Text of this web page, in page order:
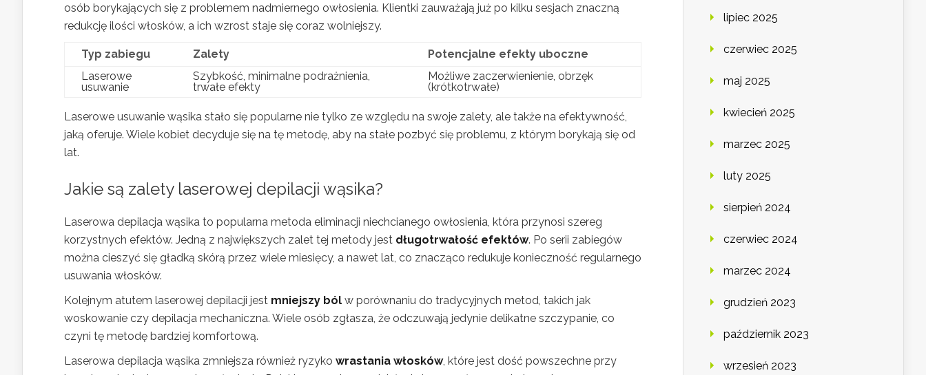
osób borykających się z problemem nadmiernego owłosienia. Klientki zauważają już po kilku sesjach znaczną
redukcję ilości włosków, a ich wzrost staje się coraz wolniejszy.
Typ zabiegu Zalety
Potencjalne efekty uboczne
Laserowe
usuwanie
Szybkość, minimalne podrażnienia,
trwałe efekty
Możliwe zaczerwienienie, obrzęk
(krótkotrwałe)
Laserowe usuwanie wąsika stało się popularne nie tylko ze względu na swoje zalety, ale także na efektywność,
jaką oferuje. Wiele kobiet decyduje się na tę metodę, aby na stałe pozbyć się problemu, z którym borykają się od
lat.
Jakie są zalety laserowej depilacji wąsika?
Laserowa depilacja wąsika to popularna metoda eliminacji niechcianego owłosienia, która przynosi szereg
korzystnych efektów. Jedną z największych zalet tej metody jest długotrwałość efektów. Po serii zabiegów
można cieszyć się gładką skórą przez wiele miesięcy, a nawet lat, co znacząco redukuje konieczność regularnego
usuwania włosków.
Kolejnym atutem laserowej depilacji jest mniejszy ból w porównaniu do tradycyjnych metod, takich jak
woskowanie czy depilacja mechaniczna. Wiele osób zgłasza, że odczuwają jedynie delikatne szczypanie, co
czyni tę metodę bardziej komfortową.
Laserowa depilacja wąsika zmniejsza również ryzyko wrastania włosków, które jest dość powszechne przy
lipiec 2025
czerwiec 2025
maj 2025
kwiecień 2025
marzec 2025
luty 2025
sierpień 2024
czerwiec 2024
marzec 2024
grudzień 2023
październik 2023
wrzesień 2023